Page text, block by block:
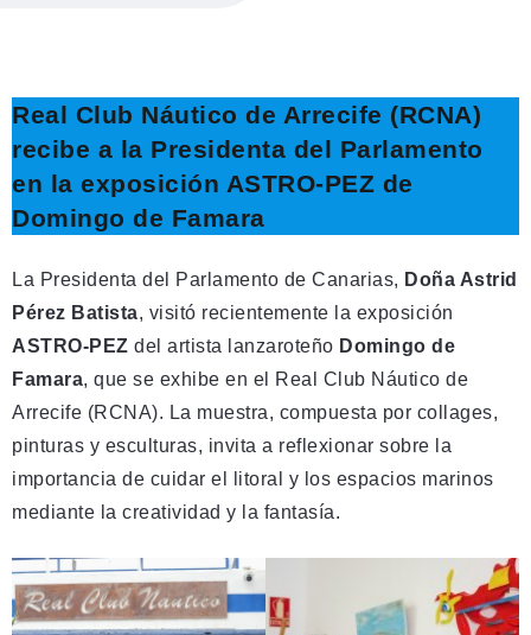
Real Club Náutico de Arrecife (RCNA)
recibe a la Presidenta del Parlamento
en la exposición ASTRO-PEZ de
Domingo de Famara
La Presidenta del Parlamento de Canarias, Doña Astrid
Pérez Batista, visitó recientemente la exposición
ASTRO-PEZ del artista lanzaroteño Domingo de
Famara, que se exhibe en el Real Club Náutico de
Arrecife (RCNA). La muestra, compuesta por collages,
pinturas y esculturas, invita a reflexionar sobre la
importancia de cuidar el litoral y los espacios marinos
mediante la creatividad y la fantasía.